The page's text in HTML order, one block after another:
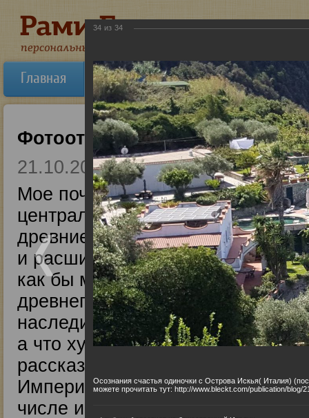
Главная Об авторе Новости
Фотоотчет из божественной
21.10.2017
Мое почтение! Я сейчас
центральную и северную
древние церкви и монастыри,
и расширяет кругозор. Хотя, на
как бы мы не восхищались
древнего Востока во многом
наследия, но я не хотел бы
а что хуже. Просто это другое
рассказывали про древний
Империи. Сейчас здесь живет
числе и наших русских
34 из 34
Осознания счастья одиночки с Острова Искья( Италия)
можете прочитать тут: http://www.bleckt.com/publication/blog/